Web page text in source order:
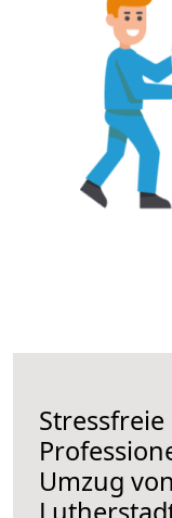
Umzug